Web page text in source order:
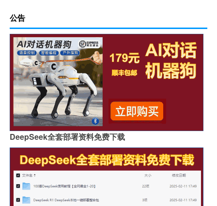
公告
DeepSeek全套部署资料免费下载